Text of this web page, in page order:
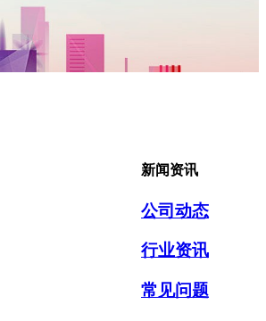
新闻资讯
公司动态
行业资讯
常见问题